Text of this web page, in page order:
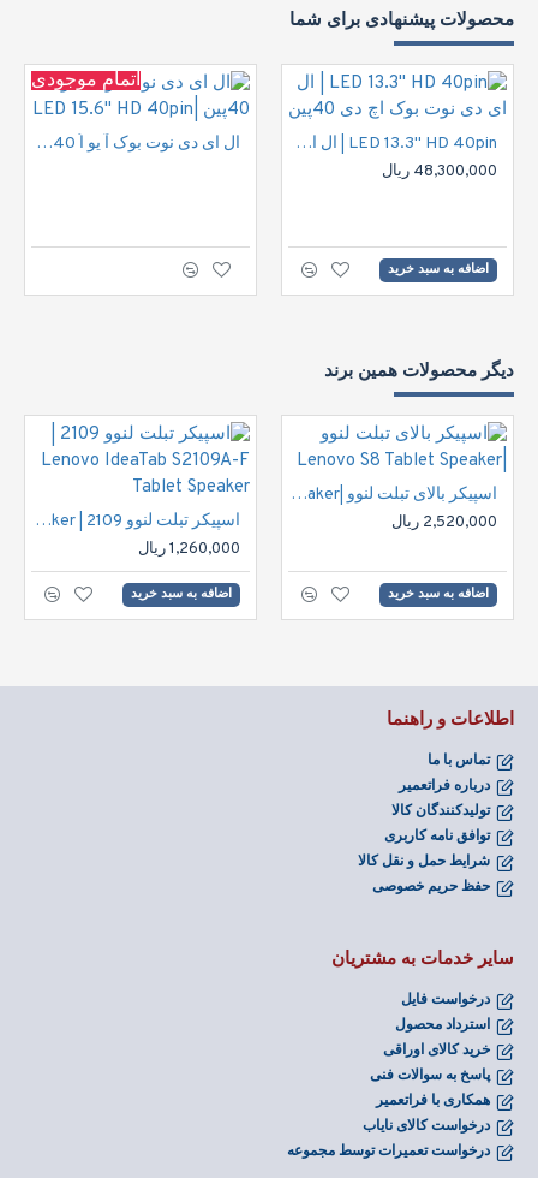
محصولات پیشنهادی برای شما
LED 13.3" HD 40pin | ال ای دی نوت بوک اچ دی 40پین
48,300,000 ریال
اضافه به سبد خرید
اتمام موجودی
ال ای دی نوت بوک آ یو اُ 40پین |LED 15.6" HD 40pin
دیگر محصولات همین برند
اسپیکر بالای تبلت لنوو |Lenovo S8 Tablet Speaker
2,520,000 ریال
اضافه به سبد خرید
اسپیکر تبلت لنوو 2109 | Lenovo IdeaTab S2109A-F Tablet Speaker
1,260,000 ریال
اضافه به سبد خرید
اطلاعات و راهنما
تماس با ما
درباره فراتعمیر
تولیدکنندگان کالا
توافق نامه کاربری
شرایط حمل و نقل کالا
حفظ حریم خصوصی
سایر خدمات به مشتریان
درخواست فایل
استرداد محصول
خرید کالای اوراقی
پاسخ به سوالات فنی
همکاری با فراتعمیر
درخواست کالای نایاب
درخواست تعمیرات توسط مجموعه